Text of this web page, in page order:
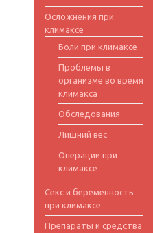
Осложнения при
климаксе
Боли при климаксе
Проблемы в
организме во время
климакса
Обследования
Лишний вес
Операции при
климаксе
Секс и беременность
при климаксе
Препараты и средства